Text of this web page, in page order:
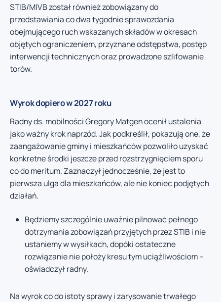
STIB/MIVB został również zobowiązany do
przedstawiania co dwa tygodnie sprawozdania
obejmującego ruch wskazanych składów w okresach
objętych ograniczeniem, przyznane odstępstwa, postęp
interwencji technicznych oraz prowadzone szlifowanie
torów.
Wyrok dopiero w 2027 roku
Radny ds. mobilności Gregory Matgen ocenił ustalenia
jako ważny krok naprzód. Jak podkreślił, pokazują one, że
zaangażowanie gminy i mieszkańców pozwoliło uzyskać
konkretne środki jeszcze przed rozstrzygnięciem sporu
co do meritum. Zaznaczył jednocześnie, że jest to
pierwsza ulga dla mieszkańców, ale nie koniec podjętych
działań.
Będziemy szczególnie uważnie pilnować pełnego
dotrzymania zobowiązań przyjętych przez STIB i nie
ustaniemy w wysiłkach, dopóki ostateczne
rozwiązanie nie położy kresu tym uciążliwościom –
oświadczył radny.
Na wyrok co do istoty sprawy i zarysowanie trwałego